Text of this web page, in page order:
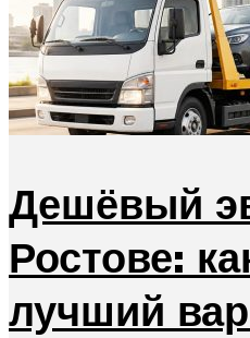
Дешёвый
Ростове:
лучший